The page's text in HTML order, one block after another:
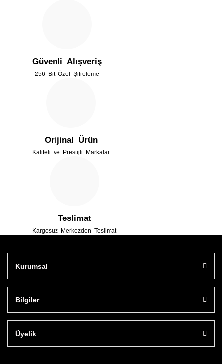
Güvenli Alışveriş
256 Bit Özel Şifreleme
Orijinal Ürün
Kaliteli ve Prestijli Markalar
Teslimat
Kargosuz Merkezden Teslimat
Kurumsal
Bilgiler
Üyelik